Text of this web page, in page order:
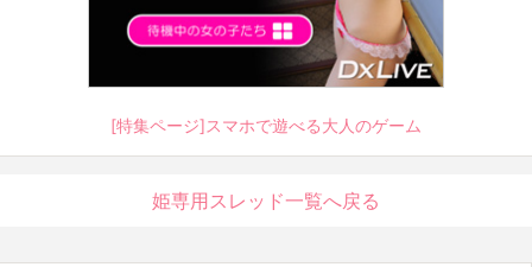
[特集ページ]スマホで遊べる大人のゲーム
姫専用スレッド一覧へ戻る